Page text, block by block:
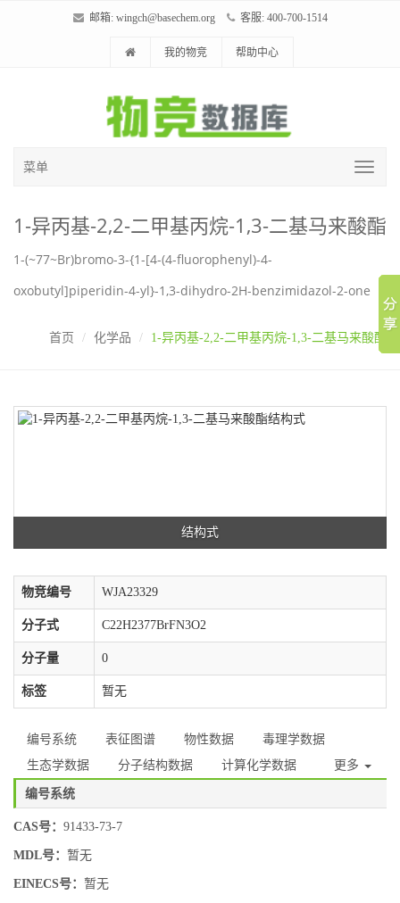
邮箱: wingch@basechem.org 客服: 400-700-1514
我的物竞 帮助中心
菜单
1-异丙基-2,2-二甲基丙烷-1,3-二基马来酸酯
1-(~77~Br)bromo-3-{1-[4-(4-fluorophenyl)-4-
oxobutyl]piperidin-4-yl}-1,3-dihydro-2H-benzimidazol-2-one
首页 化学品 1-异丙基-2,2-二甲基丙烷-1,3-二基马来酸酯
结构式
物竞编号 WJA23329
分子式 C22H2377BrFN3O2
分子量 0
标签 暂无
编号系统 表征图谱 物性数据
毒理学数据
生态学数据
分子结构数据 计算化学数据 更多
编号系统
CAS号： 91433-73-7
MDL号： 暂无
EINECS号： 暂无